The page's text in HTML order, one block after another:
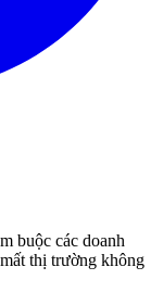
buộc các doanh
thị trường không